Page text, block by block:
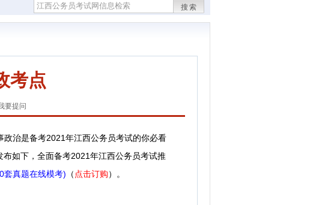
搜索
考点
要提问
治是备考2021年江西公务员考试的你必看
布如下，全面备考2021年江西公务员考试推
套真题在线模考) （ 点击订购）。